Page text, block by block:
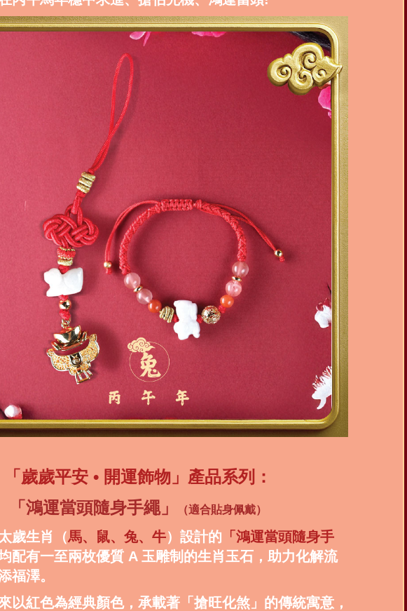
「歲歲平安 • 開運飾物」產品系列：
「鴻運當頭隨身手繩」
（適合貼身佩戴）
歲生肖（馬、鼠、兔、牛）設計的 「鴻運當頭隨身手
均配有一至兩枚優質 A 玉雕制的生肖玉石，助力化解流
福澤。
以紅色為經典顏色，承載著「搶旺化煞」的傳統寓意，